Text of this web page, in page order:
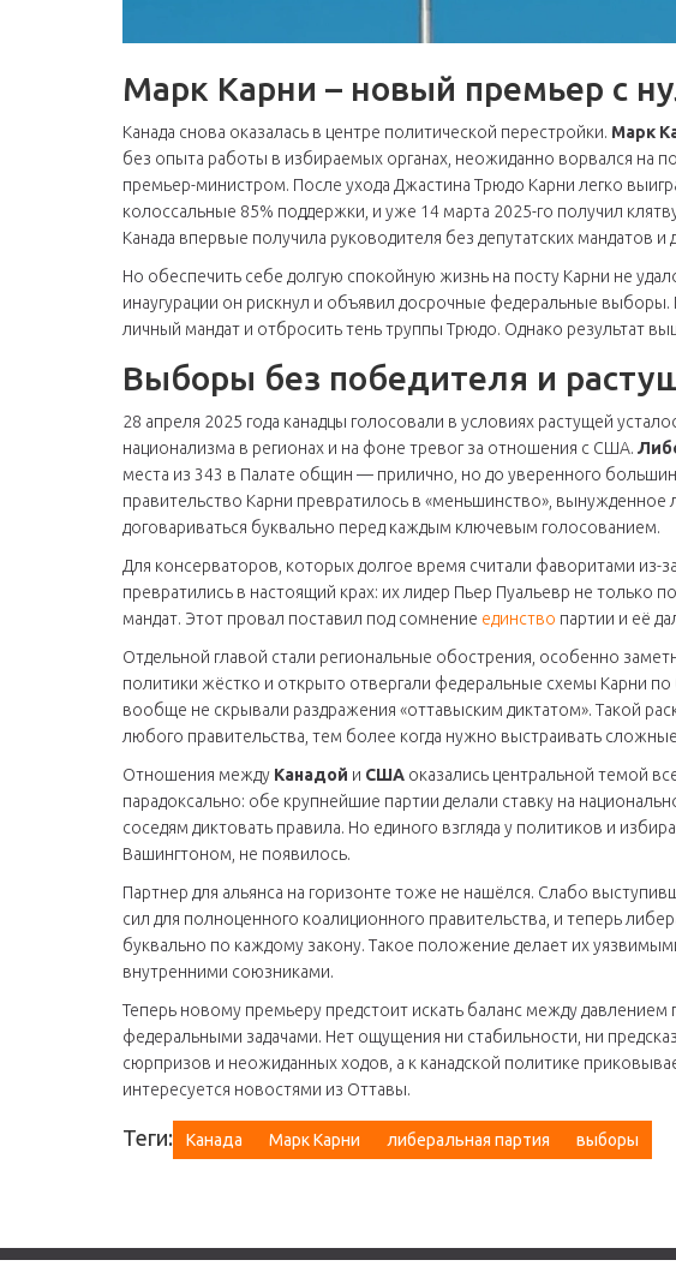
Марк Карни – новый премьер с
Канада снова оказалась в центре политической перестройки. Марк
без опыта работы в избираемых органах, неожиданно ворвался на
премьер-министром. После ухода Джастина Трюдо Карни легко
колоссальные 85% поддержки, и уже 14 марта 2025-го получил
Канада впервые получила руководителя без депутатских мандатов и
Но обеспечить себе долгую спокойную жизнь на посту Карни не
инаугурации он рискнул и объявил досрочные федеральные выборы.
личный мандат и отбросить тень труппы Трюдо. Однако результат
Выборы без победителя и
28 апреля 2025 года канадцы голосовали в условиях растущей
национализма в регионах и на фоне тревог за отношения с США.
места из 343 в Палате общин — прилично, но до уверенного
правительство Карни превратилось в «меньшинство», вынужденное
договариваться буквально перед каждым ключевым голосованием.
Для консерваторов, которых долгое время считали фаворитами из-
превратились в настоящий крах: их лидер Пьер Пуальевр не только
мандат. Этот провал поставил под сомнение единство партии и её
Отдельной главой стали региональные обострения, особенно
политики жёстко и открыто отвергали федеральные схемы Карни
вообще не скрывали раздражения «оттавыским диктатом». Такой
любого правительства, тем более когда нужно выстраивать
Отношения между Канадой и США оказались центральной темой
парадоксально: обе крупнейшие партии делали ставку на
соседям диктовать правила. Но единого взгляда у политиков и
Вашингтоном, не появилось.
Партнер для альянса на горизонте тоже не нашёлся. Слабо
сил для полноценного коалиционного правительства, и теперь
буквально по каждому закону. Такое положение делает их
внутренними союзниками.
Теперь новому премьеру предстоит искать баланс между
федеральными задачами. Нет ощущения ни стабильности, ни
сюрпризов и неожиданных ходов, а к канадской политике
интересуется новостями из Оттавы.
Теги: Канада Марк Карни либеральная партия выборы